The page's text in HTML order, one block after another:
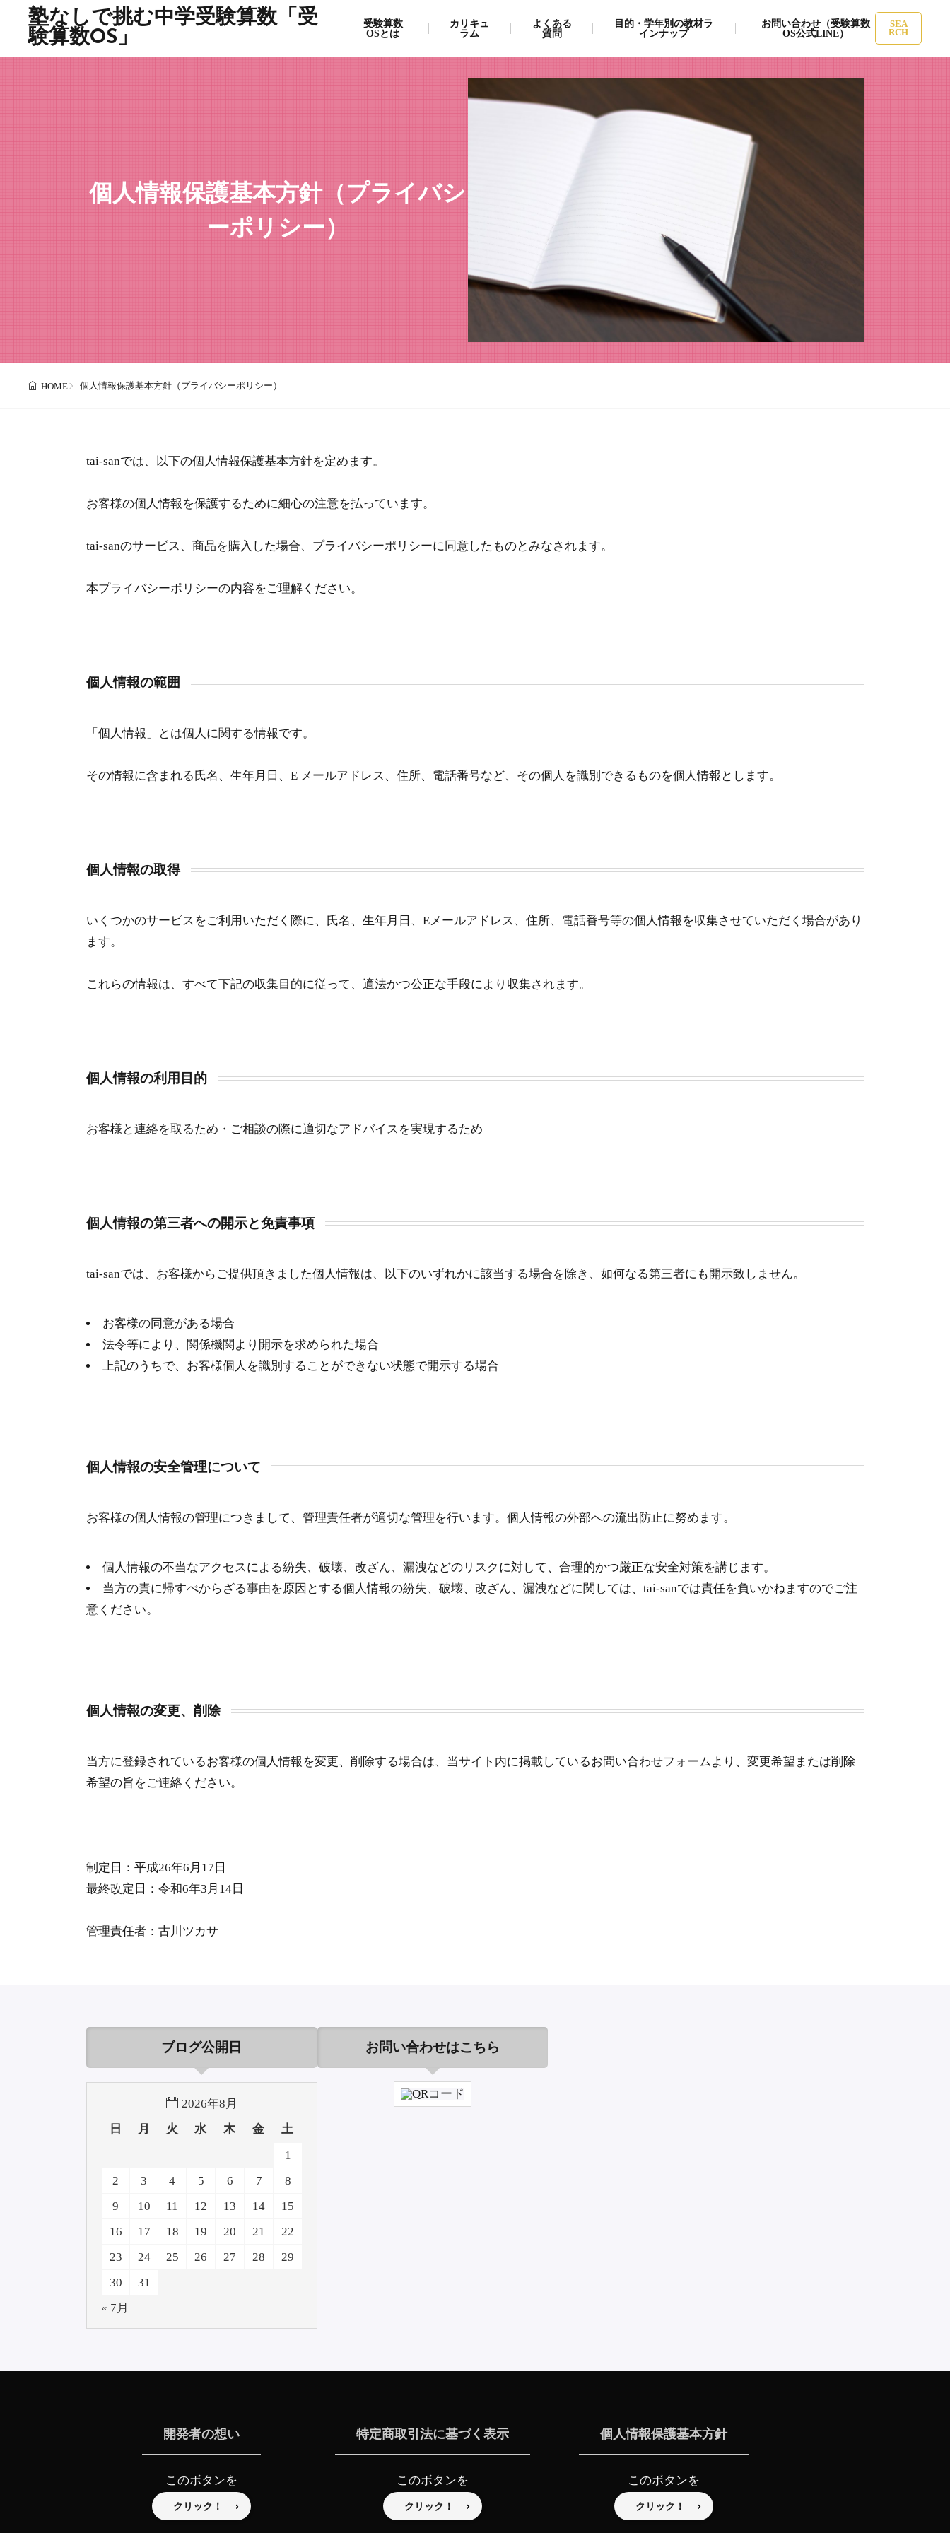
塾なしで挑む中学受験算数「受
験算数OS」
受験算数
OSとは
カリキュ
ラム
よくある
質問
目的・学年別の教材ラ
インナップ
お問い合わせ（受験算数
OS公式LINE）
SEA
RCH
個人情報保護基本方針（プライバシ
ーポリシー）
HOME 個人情報保護基本方針（プライバシーポリシー）
tai-sanでは、以下の個人情報保護基本方針を定めます。
お客様の個人情報を保護するために細心の注意を払っています。
tai-sanのサービス、商品を購入した場合、プライバシーポリシーに同意したものとみなされます。
本プライバシーポリシーの内容をご理解ください。
個人情報の範囲
「個人情報」とは個人に関する情報です。
その情報に含まれる氏名、生年月日、E メールアドレス、住所、電話番号など、その個人を識別できるものを個人情報とします。
個人情報の取得
いくつかのサービスをご利用いただく際に、氏名、生年月日、Eメールアドレス、住所、電話番号等の個人情報を収集させていただく場合があり
ます。
これらの情報は、すべて下記の収集目的に従って、適法かつ公正な手段により収集されます。
個人情報の利用目的
お客様と連絡を取るため・ご相談の際に適切なアドバイスを実現するため
個人情報の第三者への開示と免責事項
tai-sanでは、お客様からご提供頂きました個人情報は、以下のいずれかに該当する場合を除き、如何なる第三者にも開示致しません。
お客様の同意がある場合
法令等により、関係機関より開示を求められた場合
上記のうちで、お客様個人を識別することができない状態で開示する場合
個人情報の安全管理について
お客様の個人情報の管理につきまして、管理責任者が適切な管理を行います。個人情報の外部への流出防止に努めます。
個人情報の不当なアクセスによる紛失、破壊、改ざん、漏洩などのリスクに対して、合理的かつ厳正な安全対策を講じます。
当方の責に帰すべからざる事由を原因とする個人情報の紛失、破壊、改ざん、漏洩などに関しては、tai-sanでは責任を負いかねますのでご注
意ください。
個人情報の変更、削除
当方に登録されているお客様の個人情報を変更、削除する場合は、当サイト内に掲載しているお問い合わせフォームより、変更希望または削除
希望の旨をご連絡ください。
制定日：平成26年6月17日
最終改定日：令和6年3月14日
管理責任者：古川ツカサ
ブログ公開日
2026年8月
日
月 火 水 木 金
土
1
2
3 4 5 6 7
8
9
10 11 12 13 14
15
16
17 18 19 20 21
22
23
24 25 26 27 28
29
30
31
« 7月
お問い合わせはこちら
開発者の想い
このボタンを
クリック！
特定商取引法に基づく表示
このボタンを
クリック！
個人情報保護基本方針
このボタンを
クリック！